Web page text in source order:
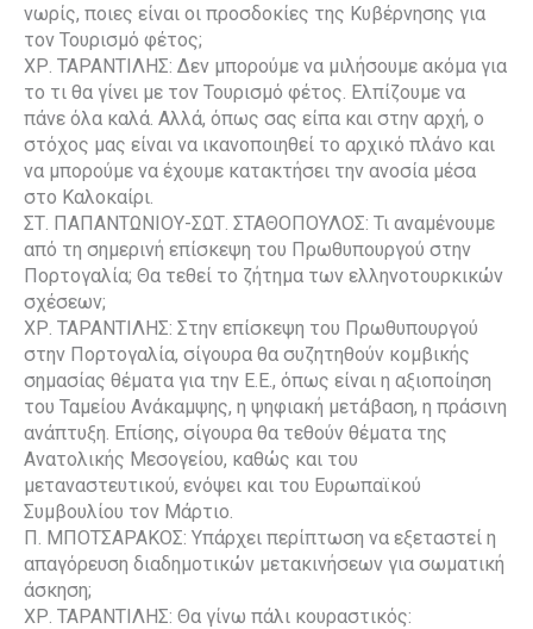
νωρίς, ποιες είναι οι προσδοκίες της Κυβέρνησης για
τον Τουρισμό φέτος;
ΧΡ. ΤΑΡΑΝΤΙΛΗΣ: Δεν μπορούμε να μιλήσουμε ακόμα για
το τι θα γίνει με τον Τουρισμό φέτος. Ελπίζουμε να
πάνε όλα καλά. Αλλά, όπως σας είπα και στην αρχή, ο
στόχος μας είναι να ικανοποιηθεί το αρχικό πλάνο και
να μπορούμε να έχουμε κατακτήσει την ανοσία μέσα
στο Καλοκαίρι.
ΣΤ. ΠΑΠΑΝΤΩΝΙΟΥ-ΣΩΤ. ΣΤΑΘΟΠΟΥΛΟΣ: Τι αναμένουμε
από τη σημερινή επίσκεψη του Πρωθυπουργού στην
Πορτογαλία; Θα τεθεί το ζήτημα των ελληνοτουρκικών
σχέσεων;
ΧΡ. ΤΑΡΑΝΤΙΛΗΣ: Στην επίσκεψη του Πρωθυπουργού
στην Πορτογαλία, σίγουρα θα συζητηθούν κομβικής
σημασίας θέματα για την Ε.Ε., όπως είναι η αξιοποίηση
του Ταμείου Ανάκαμψης, η ψηφιακή μετάβαση, η πράσινη
ανάπτυξη. Επίσης, σίγουρα θα τεθούν θέματα της
Ανατολικής Μεσογείου, καθώς και του
μεταναστευτικού, ενόψει και του Ευρωπαϊκού
Συμβουλίου τον Μάρτιο.
Π. ΜΠΟΤΣΑΡΑΚΟΣ: Υπάρχει περίπτωση να εξεταστεί η
απαγόρευση διαδημοτικών μετακινήσεων για σωματική
άσκηση;
ΧΡ. ΤΑΡΑΝΤΙΛΗΣ: Θα γίνω πάλι κουραστικός: